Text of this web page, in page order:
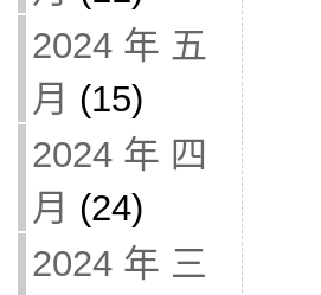
2024 年 五
月 (15)
2024 年 四
月 (24)
2024 年 三